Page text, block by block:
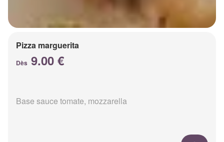
Pizza marguerita
Dès 9.00 €
Base sauce tomate, mozzarella